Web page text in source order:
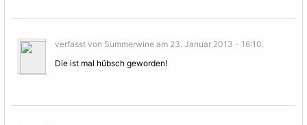
verfasst von Summerwine am 23. Januar 2013 - 16:10.
Die ist mal hübsch geworden!